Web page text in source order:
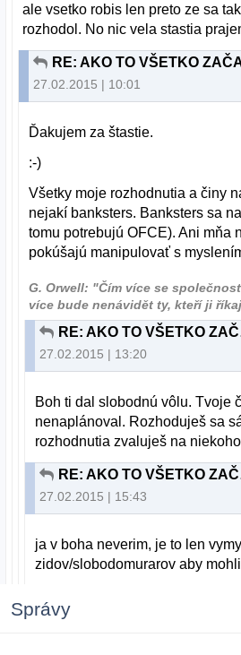
ale vsetko robis len preto ze sa
rozhodol. No nic vela stastia
27.02.2015 | 10:01
Ďakujem za štastie.
:-)
Všetky moje rozhodnutia a činy
nejakí banksters. Banksters sa
tomu potrebujú OFCE). Ani mňa
pokúšajú manipulovať s
G. Orwell: "Čím více se
více bude nenávidět ty, kteří ji
RE:
27.02.2015 | 13:20
Boh ti dal slobodnú vôlu. Tvoje
nenaplánoval. Rozhoduješ sa
rozhodnutia zvaluješ na
27.02.2015 | 15:43
ja v boha neverim, je to len
zidov/slobodomurarov aby
Správy